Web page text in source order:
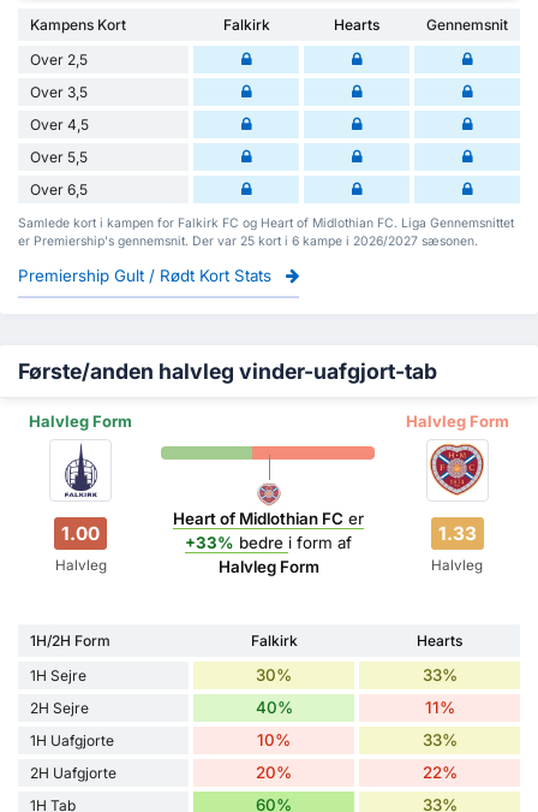
Kampens Kort Falkirk Hearts
Gennemsnit
Over 2,5
Over 3,5
Over 4,5
Over 5,5
Over 6,5
Samlede kort i kampen for Falkirk FC og Heart of Midlothian FC. Liga Gennemsnittet
er Premiership's gennemsnit. Der var 25 kort i 6 kampe i 2026/2027 sæsonen.
Premiership Gult / Rødt Kort Stats
Første/anden halvleg vinder-uafgjort-tab
Halvleg Form Halvleg Form
1.00
Halvleg
Heart of Midlothian FC er
+33% bedre i form af
Halvleg Form
1.33
Halvleg
1H/2H Form Falkirk
Hearts
1H Sejre
30% 33%
2H Sejre 40% 11%
1H Uafgjorte 10% 33%
2H Uafgjorte 20% 22%
1H Tab 60% 33%